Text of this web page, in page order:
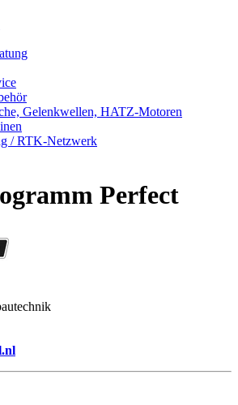
Gelenkwellen, HATZ-Motoren
/ RTK-Netzwerk
Perfect